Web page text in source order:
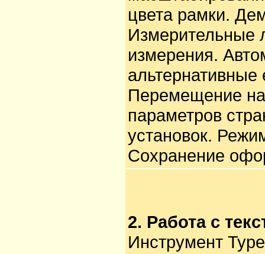
цвета рамки.
Измерительные
измерения.
Перемещение
параметров
установок.
Сохранение
2. Работа с
Инструмент